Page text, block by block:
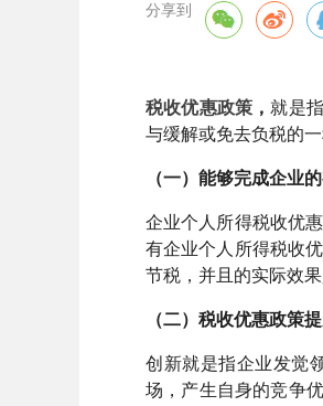
分享到
税收优惠政策 ， 就是
与缓解或免去负税的一
（一）能够完成企业
企业个人所得税收优
有企业个人所得税收
节税，并且的实际
（二）税收优惠政策
创新就是指企业发觉
场，产生自身的竞争